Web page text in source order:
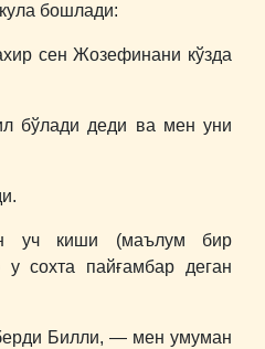
бошлади:
сен Жозефинани кўзда
бўлади деди ва мен уни
уч киши (маълум бир
у сохта пайғамбар деган
Билли, ― мен умуман